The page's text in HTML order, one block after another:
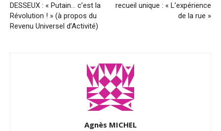
DESSEUX : « Putain… c’est la
Révolution ! » (à propos du
Revenu Universel d’Activité)
recueil unique : « L’expérience
de la rue »
Agnès MICHEL